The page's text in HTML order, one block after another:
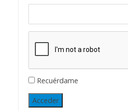
Recuérdame
Acceder